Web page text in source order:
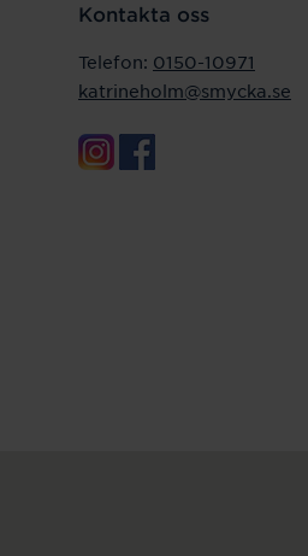
Kontakta oss
Telefon: 0150-10971
katrineholm@smycka.se